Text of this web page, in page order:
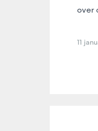
over
11